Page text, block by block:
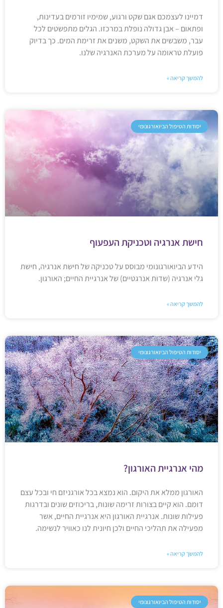
דמיינו לעצמכם אגם שקט ורגוע, שמימיו זורמים בעדינות,
ופתאום – אבן גדולה נופלת במרכזו. הגלים מתפשטים לכל
עבר, משבשים את השקט, משנים את זרימת המים. כך בדיוק
פועלת טראומה על מערכת האנרגיה שלנו.
להמשך קריאה »
יסודות הטיפול הביואורגונומי
חישת אנרגיה וטכניקת העפעוף
הידע הביואורגונומי מבוסס על טכניקה של חישת אנרגיה, חישת
גלי אנרגיה (שדות אנרגטיים) של אנרגיית החיים; האורגון.
להמשך קריאה »
יסודות הטיפול הביואורגונומי
מהי אנרגיית האורגון?
האורגון ממלא את היקום. הוא נמצא בכל אורגניזם חי ובכל עצם
דומם. הוא קיים בצורות זרימה שונות, בריכוזים שונים ובדרגות
פעילות שונות. אנרגיית האורגון היא אנרגיית החיים, אשר
מפעילה את תהליכי החיים ולכן חיונית לנו כאוויר לנשימה.
להמשך קריאה »
יסודות הטיפול הביואורגונומי